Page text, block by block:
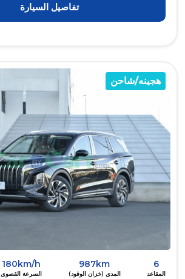
تفاصيل السيارة
هجينه/شاحن
6
المقاعد
987km
المدى (خزان الوقود)
180km/h
السرعة القصوى